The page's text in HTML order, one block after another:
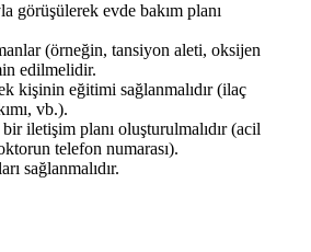
görüşülerek evde bakım planı
(örneğin, tansiyon aleti, oksijen
edilmelidir.
kişinin eğitimi sağlanmalıdır (ilaç
vb.).
iletişim planı oluşturulmalıdır (acil
telefon numarası).
sağlanmalıdır.